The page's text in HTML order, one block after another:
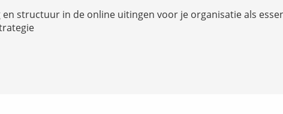
structuur in de online uitingen voor je organisatie als